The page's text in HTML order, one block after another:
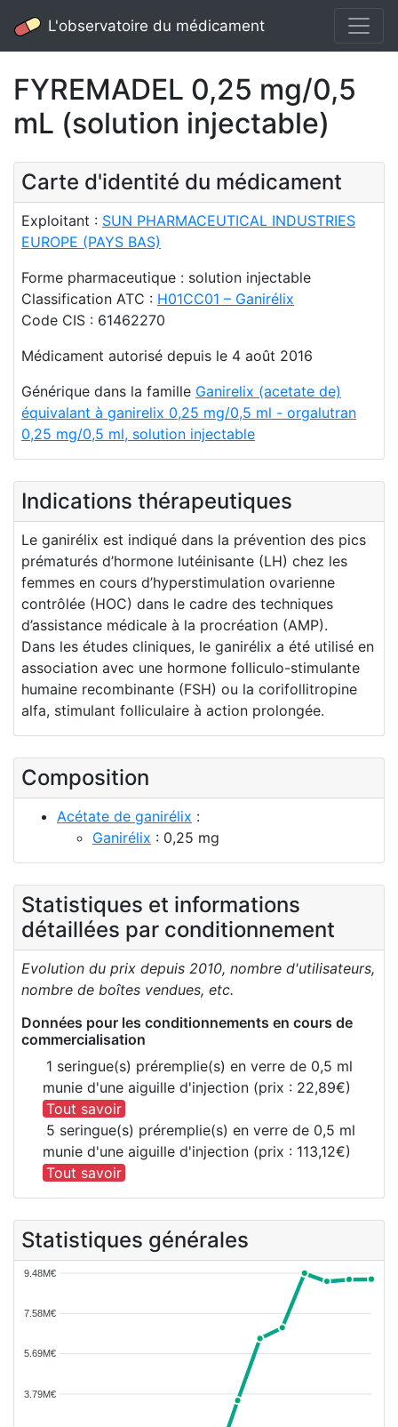
L'observatoire du médicament
FYREMADEL 0,25 mg/0,5
mL (solution injectable)
Carte d'identité du médicament
Exploitant : SUN PHARMACEUTICAL INDUSTRIES
EUROPE (PAYS BAS)
Forme pharmaceutique : solution injectable
Classification ATC : H01CC01 – Ganirélix
Code CIS : 61462270
Médicament autorisé depuis le 4 août 2016
Générique dans la famille Ganirelix (acetate de)
équivalant à ganirelix 0,25 mg/0,5 ml - orgalutran
0,25 mg/0,5 ml, solution injectable
Indications thérapeutiques
Le ganirélix est indiqué dans la prévention des pics
prématurés d’hormone lutéinisante (LH) chez les
femmes en cours d’hyperstimulation ovarienne
contrôlée (HOC) dans le cadre des techniques
d’assistance médicale à la procréation (AMP).
Dans les études cliniques, le ganirélix a été utilisé en
association avec une hormone folliculo-stimulante
humaine recombinante (FSH) ou la corifollitropine
alfa, stimulant folliculaire à action prolongée.
Composition
Acétate de ganirélix :
Ganirélix : 0,25 mg
Statistiques et informations
détaillées par conditionnement
Evolution du prix depuis 2010, nombre d'utilisateurs,
nombre de boîtes vendues, etc.
Données pour les conditionnements en cours de
commercialisation
1 seringue(s) préremplie(s) en verre de 0,5 ml
munie d'une aiguille d'injection (prix : 22,89€)
Tout savoir
5 seringue(s) préremplie(s) en verre de 0,5 ml
munie d'une aiguille d'injection (prix : 113,12€)
Tout savoir
Statistiques générales
9.48M€
7.58M€
5.69M€
3.79M€